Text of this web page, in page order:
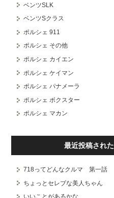
ベンツSLK
ベンツSクラス
ポルシェ 911
ポルシェ その他
ポルシェ カイエン
ポルシェ ケイマン
ポルシェ パナメーラ
ポルシェ ボクスター
ポルシェ マカン
最近投稿され
718ってどんなクルマ 第一話
ちょっとセレブな美人ちゃん
いいことがあるかな